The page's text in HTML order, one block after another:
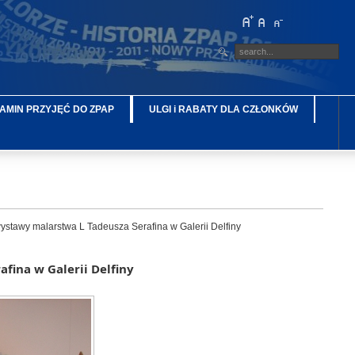
PRZYJĘĆ DO ZPAP ULGI i RABATY DLA CZŁONKÓW
malarstwa L Tadeusza Serafina w Galerii Delfiny
w Galerii Delfiny